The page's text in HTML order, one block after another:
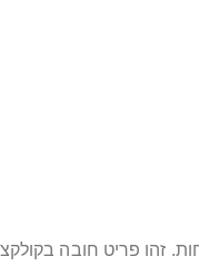
זהו פריט חובה